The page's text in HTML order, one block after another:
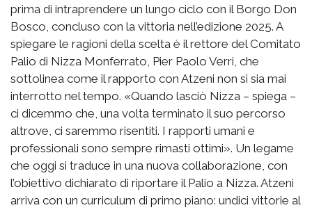
prima di intraprendere un lungo ciclo con il Borgo Don
Bosco, concluso con la vittoria nell’edizione 2025. A
spiegare le ragioni della scelta è il rettore del Comitato
Palio di Nizza Monferrato, Pier Paolo Verri, che
sottolinea come il rapporto con Atzeni non si sia mai
interrotto nel tempo. «Quando lasciò Nizza – spiega –
ci dicemmo che, una volta terminato il suo percorso
altrove, ci saremmo risentiti. I rapporti umani e
professionali sono sempre rimasti ottimi». Un legame
che oggi si traduce in una nuova collaborazione, con
l’obiettivo dichiarato di riportare il Palio a Nizza. Atzeni
arriva con un curriculum di primo piano: undici vittorie al